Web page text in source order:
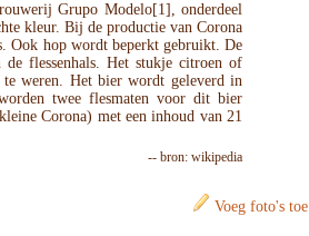
Grupo Modelo[1], onderdeel
kleur. Bij de productie van Corona
Ook hop wordt beperkt gebruikt. De
flessenhals. Het stukje citroen of
te weren. Het bier wordt geleverd in
twee flesmaten voor dit bier
Corona) met een inhoud van 21
-- bron: wikipedia
Voeg foto's toe